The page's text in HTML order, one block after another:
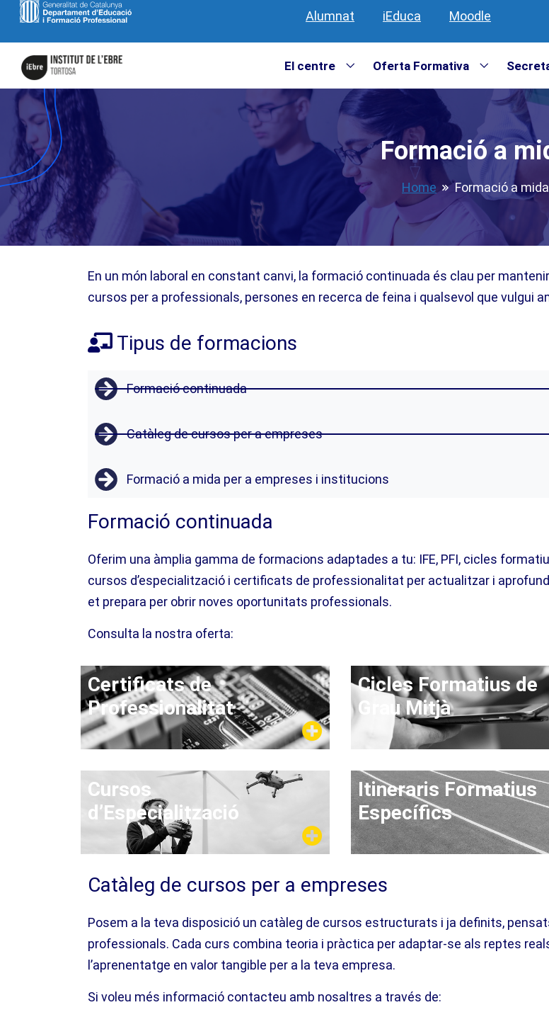
Alumnat iEduca Moodle
El centre Oferta Formativa
Formació a
Home Formació a mida
En un món laboral en constant canvi, la formació continuada és clau per
cursos per a professionals, persones en recerca de feina i qualsevol que vulgui
Tipus de formacions
Formació continuada
Catàleg de cursos per a empreses
Formació a mida per a empreses i institucions
Formació continuada
Oferim una àmplia gamma de formacions adaptades a tu: IFE, PFI, cicles
cursos d’especialització i certificats de professionalitat per actualitzar i
et prepara per obrir noves oportunitats professionals.
Consulta la nostra oferta:
Certificats de
Professionalitat
Cicles Formatius de
Grau Mitjà
Cursos
d’Especialització
Itineraris Formatius
Específics
Catàleg de cursos per a empreses
Posem a la teva disposició un catàleg de cursos estructurats i ja definits,
professionals. Cada curs combina teoria i pràctica per adaptar-se als reptes
l’aprenentatge en valor tangible per a la teva empresa.
Si voleu més informació contacteu amb nosaltres a través de: